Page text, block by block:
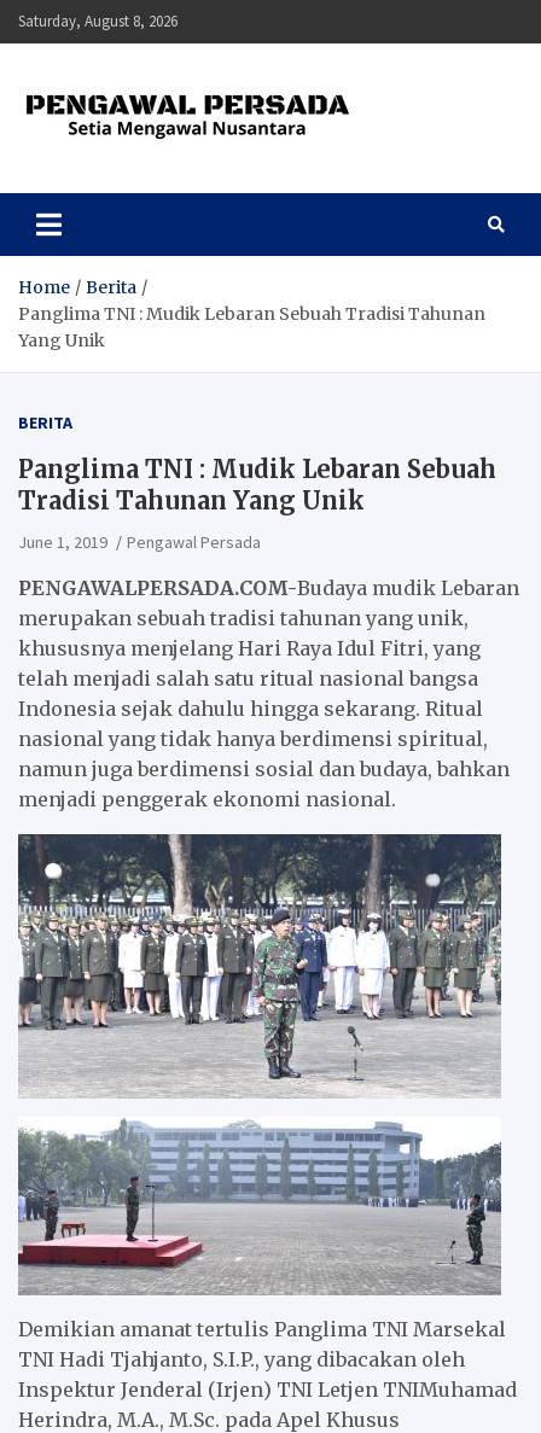
Skip
to
Saturday, August 8, 2026
Pengawal Persada
Home
Berita
Panglima TNI : Mudik Lebaran Sebuah Tradisi Tahunan
Yang Unik
BERITA
Panglima TNI : Mudik Lebaran Sebuah
Tradisi Tahunan Yang Unik
June 1, 2019 Pengawal Persada
PENGAWALPERSADA.COM-Budaya mudik Lebaran
merupakan sebuah tradisi tahunan yang unik,
khususnya menjelang Hari Raya Idul Fitri, yang
telah menjadi salah satu ritual nasional bangsa
Indonesia sejak dahulu hingga sekarang. Ritual
nasional yang tidak hanya berdimensi spiritual,
namun juga berdimensi sosial dan budaya, bahkan
menjadi penggerak ekonomi nasional.
Demikian amanat tertulis Panglima TNI Marsekal
TNI Hadi Tjahjanto, S.I.P., yang dibacakan oleh
Inspektur Jenderal (Irjen) TNI Letjen TNIMuhamad
Herindra, M.A., M.Sc. pada Apel Khusus